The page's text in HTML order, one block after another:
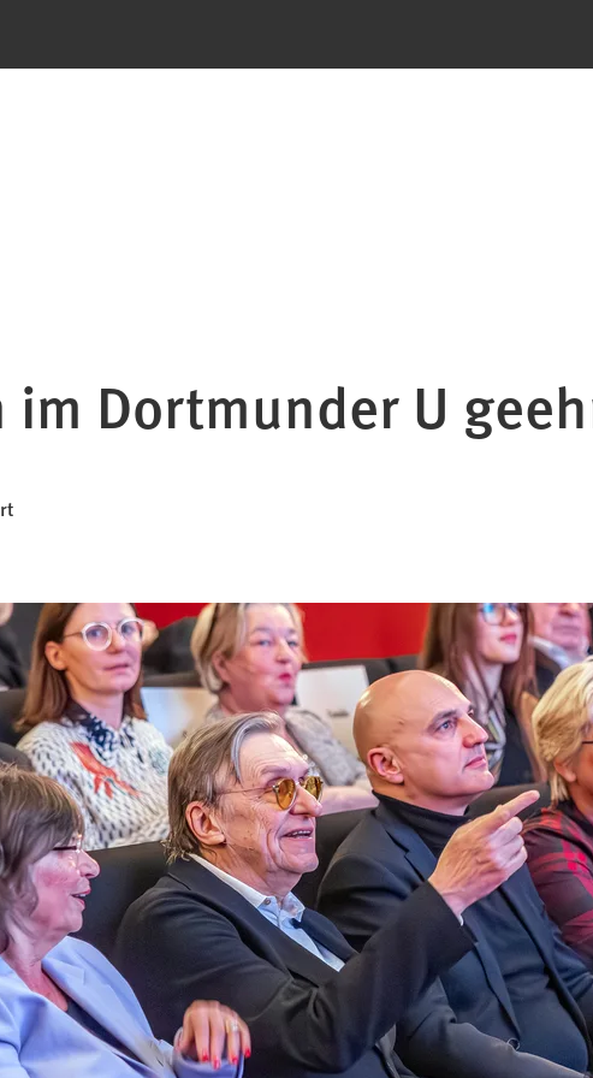
Dortmunder U